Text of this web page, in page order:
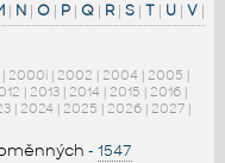
| N| O| P| Q| R| S| T| U| V|
| 2000i | 2002 | 2004 | 2005 |
| 2013 | 2014 | 2015 | 2016 |
| 2024 | 2025 | 2026 | 2027 |
- 1547